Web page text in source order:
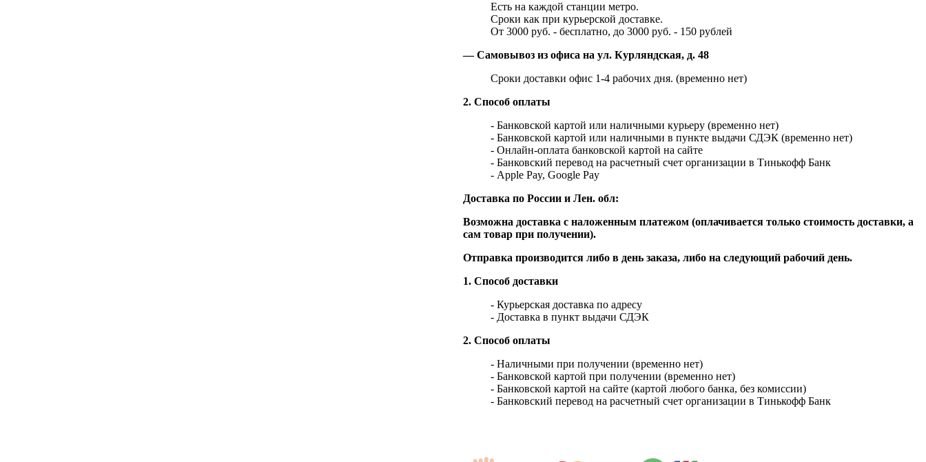
Есть на каждой станции метро.
Сроки как при курьерской доставке.
От 3000 руб. - бесплатно, до 3000 руб. - 150 рублей
— Самовывоз из офиса на ул. Курляндская, д. 48
Сроки доставки офис 1-4 рабочих дня. (временно нет)
2. Способ оплаты
- Банковской картой или наличными курьеру (временно нет)
- Банковской картой или наличными в пункте выдачи СДЭК (временно нет)
- Онлайн-оплата банковской картой на сайте
- Банковский перевод на расчетный счет организации в Тинькофф Банк
- Apple Pay, Google Pay
Доставка по России и Лен. обл:
Возможна доставка с наложенным платежом (оплачивается только стоимость доставки, а
сам товар при получении).
Отправка производится либо в день заказа, либо на следующий рабочий день.
1. Способ доставки
- Курьерская доставка по адресу
- Доставка в пункт выдачи СДЭК
2. Способ оплаты
- Наличными при получении (временно нет)
- Банковской картой при получении (временно нет)
- Банковской картой на сайте (картой любого банка, без комиссии)
- Банковский перевод на расчетный счет организации в Тинькофф Банк